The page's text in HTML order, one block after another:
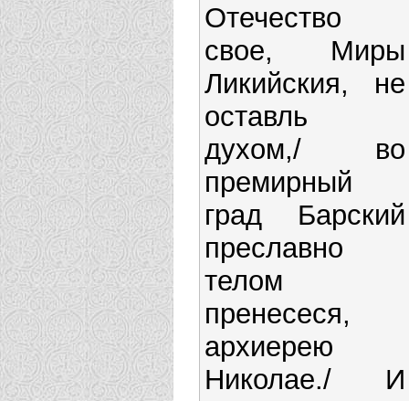
Отечество
свое, Миры
Ликийския, не
оставль
духом,/ во
премирный
град Барский
преславно
телом
пренесеся,
архиерею
Николае./ И